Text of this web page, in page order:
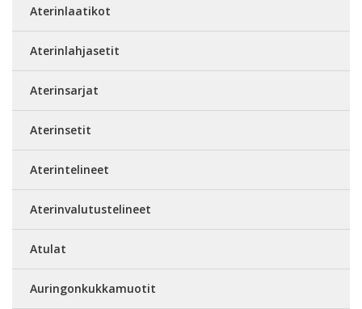
Aterinlaatikot
Aterinlahjasetit
Aterinsarjat
Aterinsetit
Aterintelineet
Aterinvalutustelineet
Atulat
Auringonkukkamuotit